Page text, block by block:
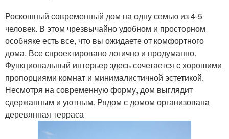
Роскошный современный дом на одну семью из 4-5
человек. В этом чрезвычайно удобном и просторном
особняке есть все, что вы ожидаете от комфортного
дома. Все спроектировано логично и продуманно.
Функциональный интерьер здесь сочетается с хорошими
пропорциями комнат и минималистичной эстетикой.
Несмотря на современную форму, дом выглядит
сдержанным и уютным. Рядом с домом организована
деревянная терраса